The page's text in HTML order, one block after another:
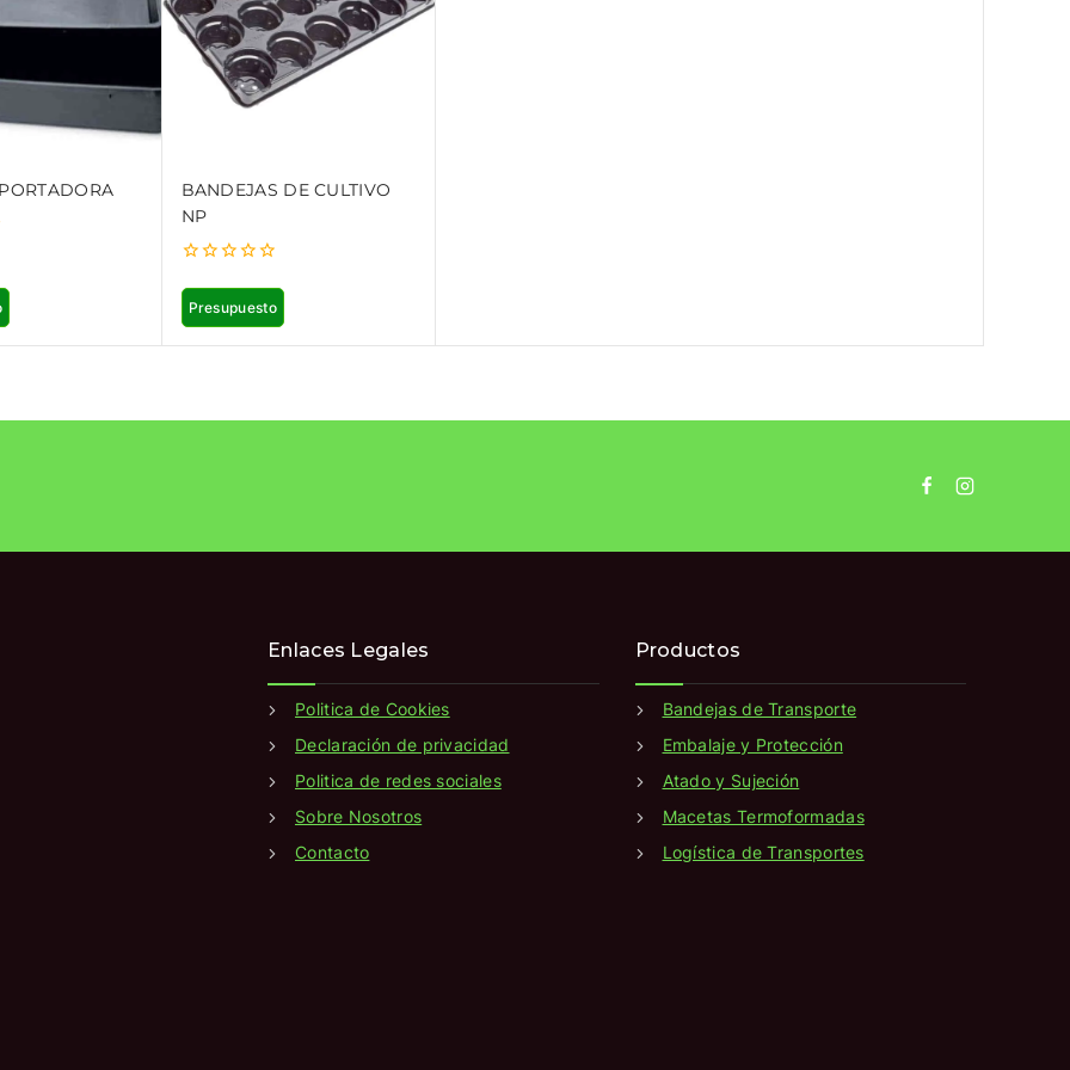
BANDEJAS DE CULTIVO
NP
out
of
5
Presupuesto
Enlaces Legales
Politica de Cookies
Declaración de privacidad
Politica de redes sociales
Sobre Nosotros
Contacto
Productos
Bandejas de Transporte
Embalaje y Protección
Atado y Sujeción
Macetas Termoformadas
Logística de Transportes